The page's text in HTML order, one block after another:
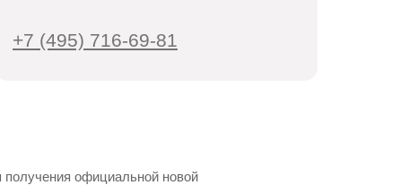
+7 (4 95) 716-69-81
официальной новой